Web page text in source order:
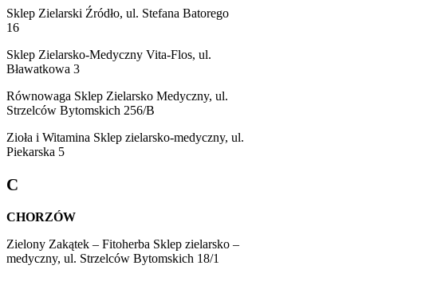
Sklep Zielarski Źródło, ul. Stefana Batorego
16
Sklep Zielarsko-Medyczny Vita-Flos, ul.
Bławatkowa 3
Równowaga Sklep Zielarsko Medyczny, ul.
Strzelców Bytomskich 256/B
Zioła i Witamina Sklep zielarsko-medyczny, ul.
Piekarska 5
C
CHORZÓW
Zielony Zakątek – Fitoherba Sklep zielarsko –
medyczny, ul. Strzelców Bytomskich 18/1